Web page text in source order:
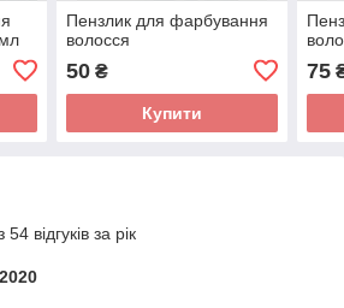
Пензлик для фарбування
волосся
50₴
Купити
75
відгуків за рік